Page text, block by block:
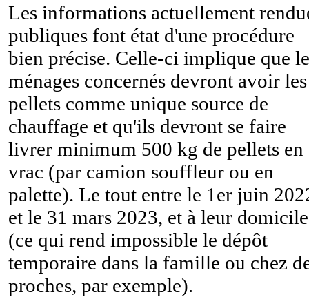
Les informations actuellement
publiques font état d'une procédure
bien précise. Celle-ci implique que
ménages concernés devront avoir les
pellets comme unique source de
chauffage et qu'ils devront se faire
livrer minimum 500 kg de pellets en
vrac (par camion souffleur ou en
palette). Le tout entre le 1er juin
et le 31 mars 2023, et à leur domicile
(ce qui rend impossible le dépôt
temporaire dans la famille ou chez
proches, par exemple).